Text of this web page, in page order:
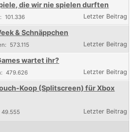
die wir nie spielen durften
101.336
& Schnäppchen
573.115
wartet ihr?
479.626
Koop (Splitscreen) für Xbox
49.555